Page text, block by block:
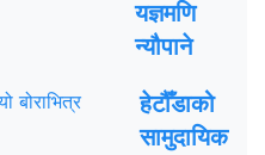
यज्ञमणि
न्यौपाने
हेटौँडाको
सामुदायिक